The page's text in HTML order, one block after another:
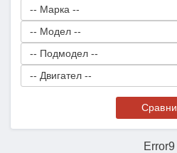
Сравни
Error9